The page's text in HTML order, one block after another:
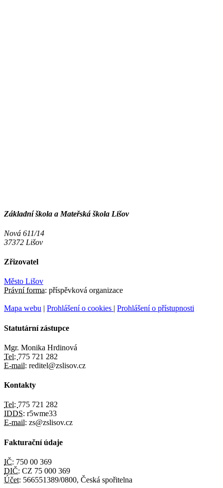
Základní škola a Mateřská škola Lišov
Nová 611/14
37372 Lišov
Zřizovatel
Město Lišov
Právní forma: příspěvková organizace
Mapa webu | Prohlášení o cookies | Prohlášení o přístupnosti
Statutární zástupce
Mgr. Monika Hrdinová
Tel: 775 721 282
E-mail: reditel@zslisov.cz
Kontakty
Tel: 775 721 282
IDDS: r5wme33
E-mail: zs@zslisov.cz
Fakturační údaje
IČ: 750 00 369
DIČ: CZ 75 000 369
Účet: 566551389/0800, Česká spořitelna